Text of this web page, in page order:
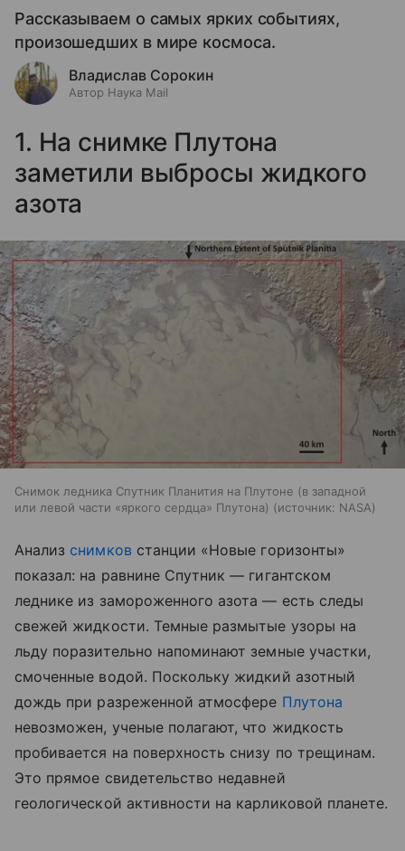
Рассказываем о самых ярких событиях,
произошедших в мире космоса.
Владислав Сорокин
Автор Наука Mail
1. На снимке Плутона
заметили выбросы жидкого
азота
Снимок ледника Спутник Планития на Плутоне (в западной
или левой части «яркого сердца» Плутона)
источник: NASA
Анализ снимков станции «Новые горизонты»
показал: на равнине Спутник — гигантском
леднике из замороженного азота — есть следы
свежей жидкости. Темные размытые узоры на
льду поразительно напоминают земные участки,
смоченные водой. Поскольку жидкий азотный
дождь при разреженной атмосфере Плутона
невозможен, ученые полагают, что жидкость
пробивается на поверхность снизу по трещинам.
Это прямое свидетельство недавней
геологической активности на карликовой планете.